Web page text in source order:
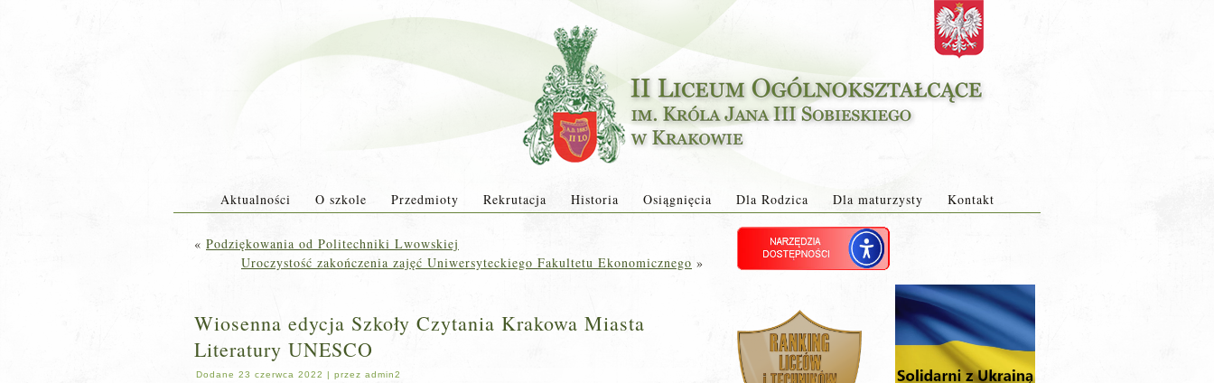
Aktualności O szkole Przedmioty Rekrutacja Historia Osiągnięcia Dla Rodzica Dla maturzysty Kontakt
« Podziękowania od Politechniki Lwowskiej
Uroczystość zakończenia zajęć Uniwersyteckiego Fakultetu Ekonomicznego »
Wiosenna edycja Szkoły Czytania Krakowa Miasta
Literatury UNESCO
Dodane 23 czerwca 2022 | przez admin2